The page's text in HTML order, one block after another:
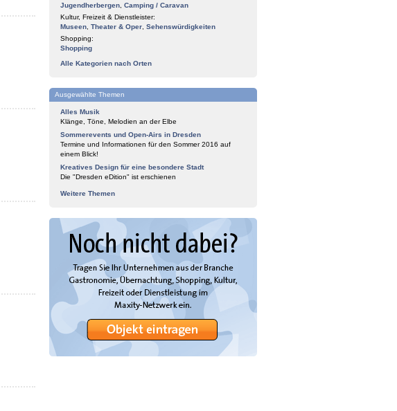
Jugendherbergen Camping / Caravan
Kultur, Freizeit & Dienstleister:
Museen Theater & Oper Sehenswürdigkeiten
Shopping:
Shopping
Alle Kategorien nach Orten
Ausgewählte Themen
Alles Musik
Klänge, Töne, Melodien an der Elbe
Sommerevents und Open-Airs in Dresden
Termine und Informationen für den Sommer 2016 auf
einem Blick!
Kreatives Design für eine besondere Stadt
Die "Dresden eDition" ist erschienen
Weitere Themen